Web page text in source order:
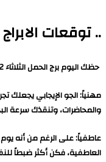
.. توقعات الابراج
حظك اليوم برج الحمل الثلاثاء 22-10-2024
مهنياً: الجو الإيجابي يجعلك
والمحاضرات، وتنقذك سرعة
عاطفياً: على الرغم من أنه
العاطفية، فكن أكثر ضبطاً